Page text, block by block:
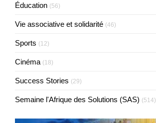
Éducation (56)
Vie associative et solidarité (46)
Sports (12)
Cinéma (18)
Success Stories (29)
Semaine l'Afrique des Solutions (SAS) (514)